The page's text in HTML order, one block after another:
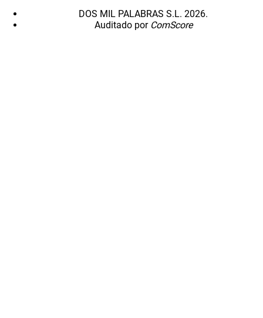
DOS MIL PALABRAS S.L. 2026.
Auditado por ComScore